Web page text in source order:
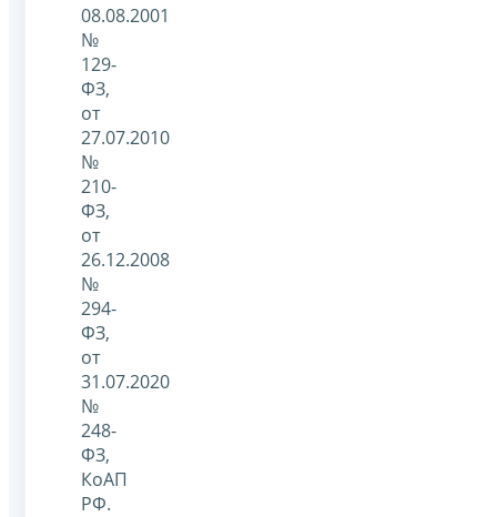
08.08.2001
№
129-
ФЗ,
от
27.07.2010
№
210-
ФЗ,
от
26.12.2008
№
294-
ФЗ,
от
31.07.2020
№
248-
ФЗ,
КоАП
РФ.